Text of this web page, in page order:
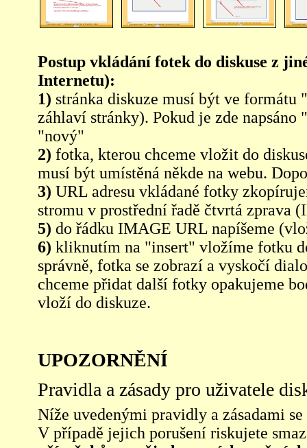
Postup vkládání fotek do diskuse z
Internetu):
1) stránka diskuze musí být ve
záhlaví stránky). Pokud je zde
"nový"
2) fotka, kterou chceme vložit do
musí být umístěná někde na webu.
3) URL adresu vkládané fotky
stromu v prostřední řadě čtvrtá zprava
5) do řádku IMAGE URL napíšeme
6) kliknutím na "insert" vložíme fotku
správně, fotka se zobrazí a vyskočí
chceme přidat další fotky opakujeme
vloží do diskuze.
UPOZORNĚNÍ
Pravidla a zásady pro uživatele
Níže uvedenými pravidly a zásadami
V případě jejich porušení riskujete